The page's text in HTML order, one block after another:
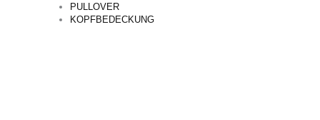
PULLOVER
KOPFBEDECKUNG